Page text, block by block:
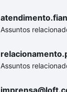
Assuntos
Assuntos